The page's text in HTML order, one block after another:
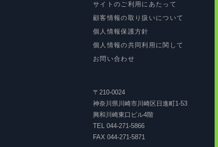
サイトのご利用にあたって
顧客情報の取り扱いについて
個人情報保護方針
個人情報の共同利用に関して
お問い合わせ
〒210-0024
神奈川県川崎市川崎区日進町1-53
興和川崎東口ビル4階
TEL 044-271-5866
FAX 044-271-5871